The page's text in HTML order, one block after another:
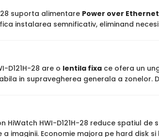
28 suporta alimentare Power over Ethernet
instalarea semnificativ, eliminand
D121H-28 are o lentila fixa ce ofera un
in supravegherea generala a zonelor.
HiWatch HWI-D121H-28 reduce spatiul
imaginii. Economie majora pe hard disk